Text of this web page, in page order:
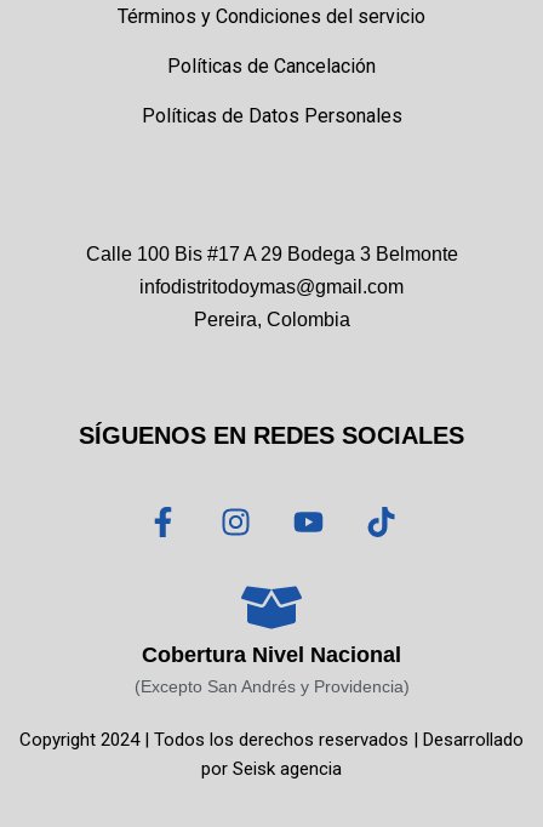
Términos y Condiciones del servicio
Políticas de Cancelación
Políticas de Datos Personales
Calle 100 Bis #17 A 29 Bodega 3 Belmonte
infodistritodoymas@gmail.com
Pereira, Colombia
SÍGUENOS EN REDES SOCIALES
F
a
o
o
-
I
n
t
a
g
r
m
Y
o
b
e
T
i
k
Cobertura Nivel Nacional
(Excepto San Andrés y Providencia)
Copyright 2024 | Todos los derechos reservados | Desarrollado
por Seisk agencia